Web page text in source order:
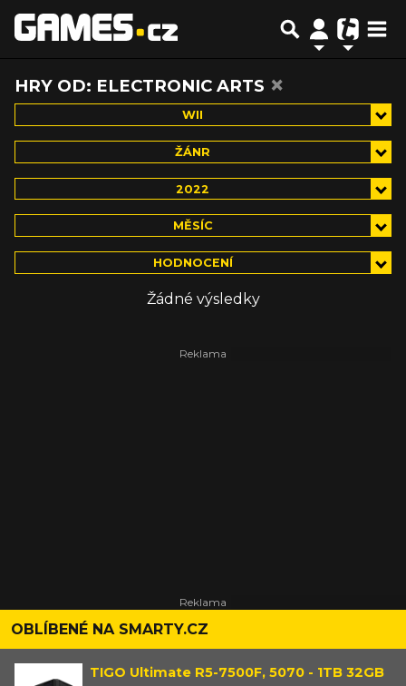
HRY OD: ELECTRONIC ARTS ×
WII
ŽÁNR
2022
MĚSÍC
HODNOCENÍ
Žádné výsledky
OBLÍBENÉ NA SMARTY.CZ
TIGO Ultimate R5-7500F, 5070 - 1TB 32GB